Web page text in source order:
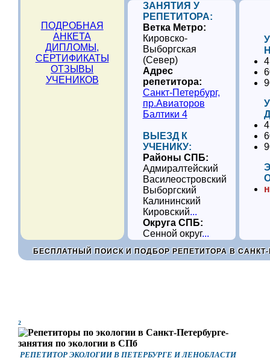
ПОДРОБНАЯ
АНКЕТА
ДИПЛОМЫ,
СЕРТИФИКАТЫ
ОТЗЫВЫ
УЧЕНИКОВ
ЗАНЯТИЯ У
РЕПЕТИТОРА:
Ветка Метро:
Кировско-
Выборгская
(Север)
Адрес
репетитора:
Санкт-Петербург,
пр.Авиаторов
Балтики 4
ВЫЕЗД К
УЧЕНИКУ:
Районы СПБ:
Адмиралтейский
Василеостровский
Выборгский
Калининский
Кировский...
Округа СПБ:
Сенной округ...
БЕСПЛАТНЫЙ ПОИСК И ПОДБОР РЕПЕТИТОРА В САНКТ-
2
РЕПЕТИТОР ЭКОЛОГИИ В ПЕТЕРБУРГЕ И ЛЕНОБЛАСТИ